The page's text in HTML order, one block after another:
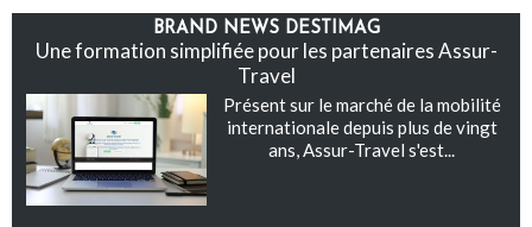
BRAND NEWS DESTIMAG
Une formation simplifiée pour les partenaires Assur-
Travel
Présent sur le marché de la mobilité
internationale depuis plus de vingt
ans, Assur-Travel s'est...